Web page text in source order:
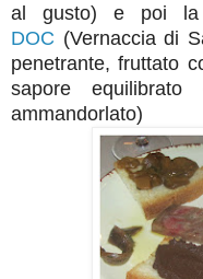
al gusto) e poi
DOC (Vernaccia di
penetrante, fruttato
sapore
ammandorlato)